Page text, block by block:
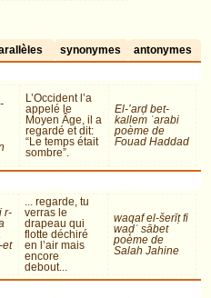
synonymes
antonymes
L’Occident l’a
appelé le
Moyen Âge, il a
regardé et dit:
“Le temps était
sombre”.
El-’arḍ bet-
kallem ʿarabi
poème de
Fouad Haddad
r-
et
... regarde, tu
verras le
drapeau qui
flotte déchiré
en l’air mais
encore
debout...
waqaf el-šerīṭ fi
waḍʿ sābet
poème de
Salah Jahine